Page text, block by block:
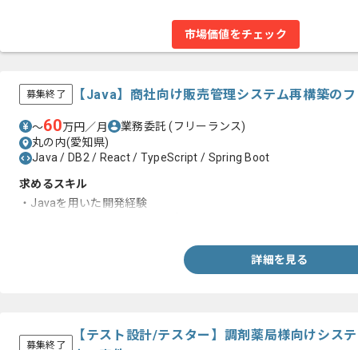
市場価値をチェック
募集終了 【Java】商社向け販売管理システム再構築の
〜60万円／月 業務委託(フリーランス)
丸の内(愛知県)
Java / DB2 / React / TypeScript / Spring Boot
求めるスキル
・Javaを用いた開発経験
詳細を見る
募集終了
【テスト設計/テスター】調剤薬局様向けシス